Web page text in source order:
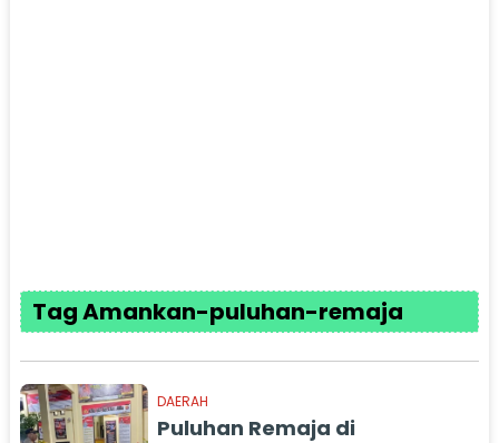
Tag Amankan-puluhan-remaja
DAERAH
Puluhan Remaja di